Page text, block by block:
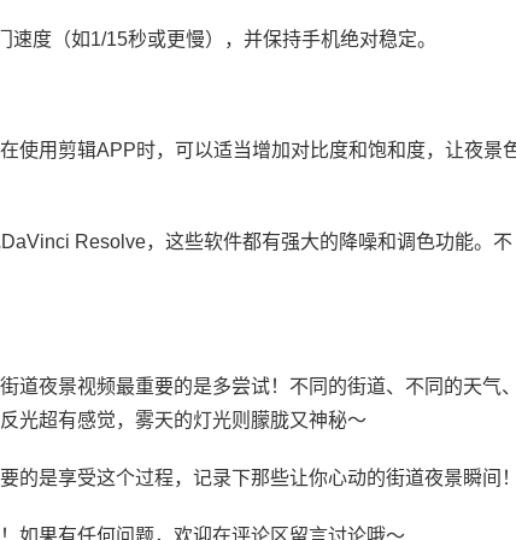
度（如1/15秒或更慢），并保持手机绝对稳定。
使用剪辑APP时，可以适当增加对比度和饱和度，让夜景
Resolve，这些软件都有强大的降噪和调色功能。不
道夜景视频最重要的是多尝试！不同的街道、不同的天气、
光超有感觉，雾天的灯光则朦胧又神秘～
的是享受这个过程，记录下那些让你心动的街道夜景瞬间！
如果有任何问题，欢迎在评论区留言讨论哦～